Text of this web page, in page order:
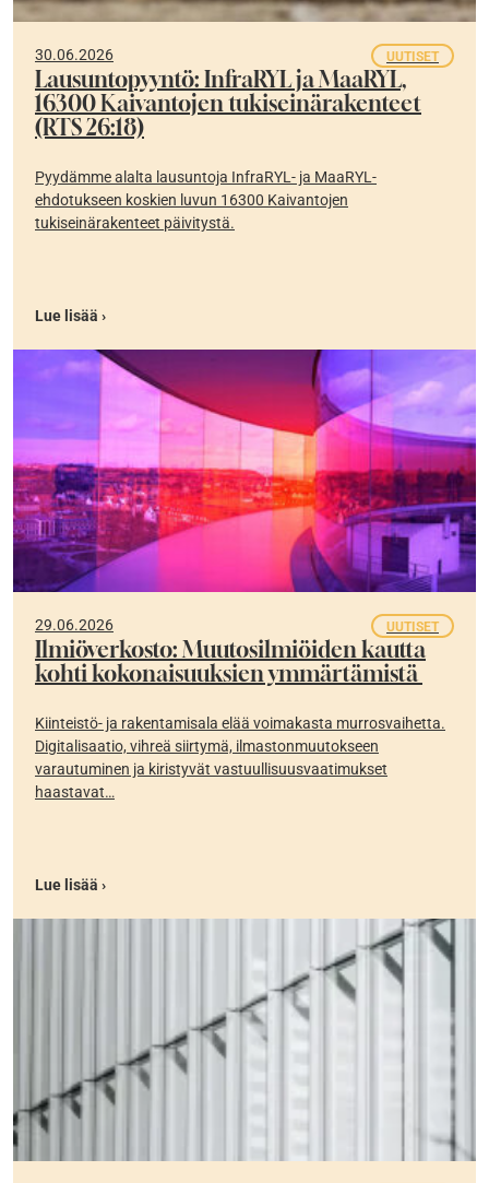
30.06.2026 UUTISET
Lausuntopyyntö: InfraRYL ja MaaRYL,
16300 Kaivantojen tukiseinärakenteet
(RTS 26:18)
Pyydämme alalta lausuntoja InfraRYL- ja MaaRYL-
ehdotukseen koskien luvun 16300 Kaivantojen
tukiseinärakenteet päivitystä.
Lue lisää ›
29.06.2026 UUTISET
Ilmiöverkosto: Muutosilmiöiden kautta
kohti kokonaisuuksien ymmärtämistä
Kiinteistö- ja rakentamisala elää voimakasta murrosvaihetta.
Digitalisaatio, vihreä siirtymä, ilmastonmuutokseen
varautuminen ja kiristyvät vastuullisuusvaatimukset
haastavat…
Lue lisää ›